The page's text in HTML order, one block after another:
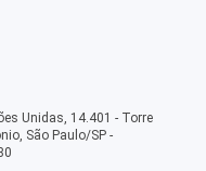
Unidas, 14.401 - Torre
São Paulo/SP -